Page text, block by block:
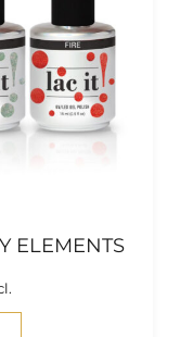
ELEMENTS